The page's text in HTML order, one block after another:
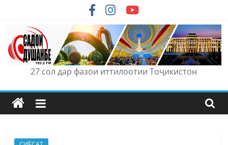
content
27 сол дар фазои иттилоотии Тоҷикистон